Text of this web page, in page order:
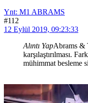
Ynt: M1 ABRAMS
#112
12 Eylül 2019, 09:23:33
Alıntı YapAbrams &
karşılaştırılması.
mühimmat besleme